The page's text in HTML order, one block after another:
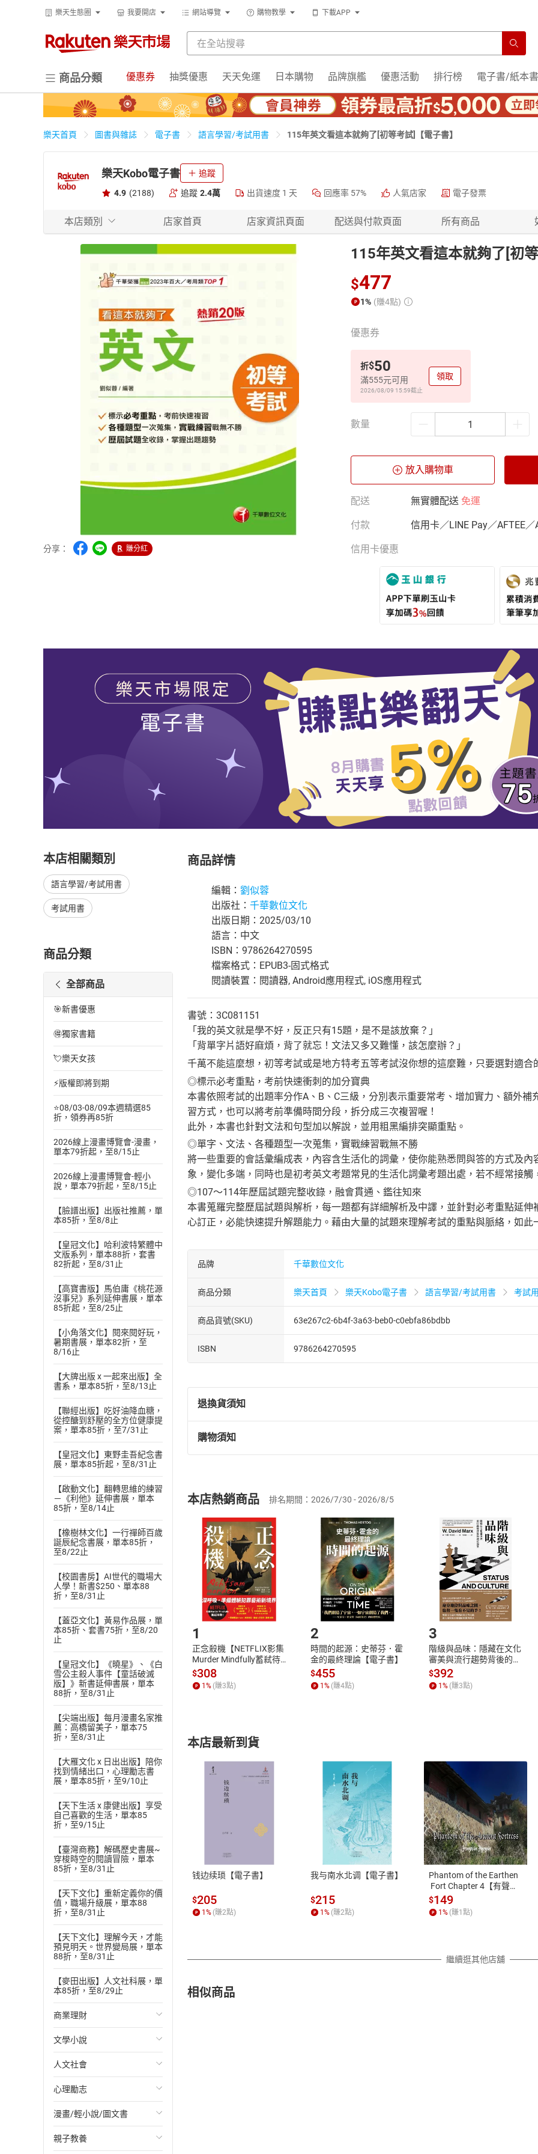
樂天生態圈 我要開店 網站導覽 購物教學 下載APP
商品分類 優惠券 抽獎優惠 天天免運 日本購物 品牌旗艦 優惠活動 排行榜 電子書/紙本書
樂天首頁 圖書與雜誌 電子書 語言學習/考試用書 115年英文看這本就夠了[初等考試]【電子書】
樂天Kobo電子書 追蹤
4.9 (2188) 追蹤 2.4萬 出貨速度 1 天 回應率 57% 人氣店家 電子發票
本店類別 店家首頁 店家資訊頁面 配送與付款頁面 所有商品
分享： 賺分紅
115年英文看這本就夠了[初
$477
1% (賺4點)
優惠券
折$50
滿555元可用
2026/08/09 15:59截止
領取
數量
放入購物車
配送 無實體配送 免運
付款 信用卡／LINE Pay／AFTEE／
信用卡優惠
本店相關類別
語言學習/考試用書
考試用書
商品分類
全部商品
🎯新書優惠
🉐獨家書籍
💘樂天女孩
⚡版權即將到期
⭐08/03-08/09本週精選85
折，領券再85折
2026線上漫畫博覽會-漫畫，
單本79折起，至8/15止
2026線上漫畫博覽會-輕小
說，單本79折起，至8/15止
【臉譜出版】出版社推薦，單
本85折，至8/8止
【皇冠文化】哈利波特繁體中
文版系列，單本88折，套書
82折起，至8/31止
【高寶書版】馬伯庸《桃花源
沒事兒》系列延伸書展，單本
85折起，至8/25止
【小角落文化】閱來閱好玩，
暑期書展，單本82折，至
8/16止
【大牌出版 x 一起來出版】全
書系，單本85折，至8/13止
【聯經出版】吃好油降血糖，
從控醣到舒壓的全方位健康提
案，單本85折，至7/31止
【皇冠文化】東野圭吾紀念書
展，單本85折起，至8/31止
【啟動文化】翻轉思維的練習
－《利他》延伸書展，單本
85折，至8/14止
【橡樹林文化】一行禪師百歲
誕辰紀念書展，單本85折，
至8/22止
【校園書房】AI世代的職場大
人學！新書$250、單本88
折，至8/31止
【蓋亞文化】黃易作品展，單
本85折、套書75折，至8/20
止
【皇冠文化】《曉星》、《白
雪公主殺人事件【童話破滅
版】》新書延伸書展，單本
88折，至8/31止
【尖端出版】每月漫畫名家推
薦：高橋留美子，單本75
折，至8/31止
【大雁文化 x 日出出版】陪你
找到情緒出口，心理勵志書
展，單本85折，至9/10止
【天下生活 x 康健出版】享受
自己喜歡的生活，單本85
折，至9/15止
【臺灣商務】解碼歷史書展~
穿梭時空的閱讀冒險，單本
85折，至8/31止
【天下文化】重新定義你的價
值，職場升級展，單本88
折，至8/31止
【天下文化】理解今天，才能
預見明天。世界變局展，單本
88折，至8/31止
【麥田出版】人文社科展，單
本85折，至8/29止
商業理財
投資理財
經濟/趨勢
財務/金融
管理/領導
職場工作術
文學小說
歐美文學
日本文學
韓國文學
華文文學
人文社會
國際關係
政治
社會科學
心理勵志
心靈成長/情緒
人際關係
漫畫/輕小說/圖文書
輕小說
親子教養
商品詳情
編輯： 劉似蓉
出版社： 千華數位文化
出版日期：2025/03/10
語言：中文
ISBN：9786264270595
檔案格式：EPUB3-固式格式
閱讀裝置：閱讀器, Android應用程式, iOS應用程式
書號：3C081151
「我的英文就是學不好，反正只有15題，是不是該放棄？」
「背單字片語好麻煩，背了就忘！文法又多又難懂，該怎麼辦？」
千萬不能這麼想，初等考試或是地方特考五等考試沒你想的這麼難，只要選對適
◎標示必考重點，考前快速衝刺的加分寶典
本書依照考試的出題率分作A、B、C三級，分別表示重要常考、增加實力、額外
習方式，也可以將考前準備時間分段，拆分成三次複習喔！
此外，本書也針對文法和句型加以解說，並用粗黑編排突顯重點。
◎單字、文法、各種題型一次蒐集，實戰練習戰無不勝
將一些重要的會話彙編成表，內容含生活化的詞彙，使你能熟悉問與答的方式及
象，變化多端，同時也是初考英文考題常見的生活化詞彙考題出處，若不經常接
◎107～114年歷屆試題完整收錄，融會貫通、鑑往知來
本書蒐羅完整歷屆試題與解析，每一題都有詳細解析及中譯，並針對必考重點延
心訂正，必能快速提升解題能力。藉由大量的試題來理解考試的重點與脈絡，如
品牌 千華數位文化
商品分類 樂天首頁 樂天Kobo電子書 語言學習/考試用書 考試
商品貨號(SKU) 63e267c2-6b4f-3a63-beb0-c0ebfa86bdbb
ISBN 9786264270595
退換貨須知
退換貨規定：
(一)依消費者保護法第19條第1項後段暨通訊交易解除權合理例外情事適用
(二)消費者訂購本店鋪之商品即代表知悉本店鋪所銷售之商品為電子書，
且已下載/存取電子書，不得請求退貨退款。
退貨方式：您欲取消訂單或辦理退貨時，請登入樂天市場，並於「我的訂單
貨」，本店鋪將依您的申請進行審核，待審核通過後將為您辦理退款事宜。
請注意，樂天市場須以整筆訂單為單位進行取消/退貨，恕無法以單支商品取
購物須知
挑選商品
Choose
放入購物車
Shopping cart
登入帳號
Login
購書後，如何開始使用？
Step1.選擇閱讀載具 Step2.登入
付款方式
ATM轉帳、信用卡、LINE PAY、AFTEE
退換貨規範
本店是否提供消費者保護法七日猶
之權利，遽消費者保護法及通訊交
除權合理例外情事適用準則，依商
質各有不同規定。詳細退換貨說明
照各商品說明。
本店熱銷商品 排名期間：2026/7/30 - 2026/8/5
1
正念殺機【NETFLIX影集
Murder Mindfully蓄弒待
發】【電子書】
$308
1 % (賺3點)
2
時間的起源：史蒂芬．霍
金的最終理論【電子書】
$455
1 % (賺4點)
3
階級與品味：隱藏在文化
審美與流行趨勢背後的地
位渴望【電子書】
$392
1 % (賺3點)
本店最新到貨
钱边续琐【電子書】
$205
1 % (賺2點)
我与南水北调【電子書】
$215
1 % (賺2點)
Phantom of the Earthen
Fort Chapter 4【有聲
書】
$149
1 % (賺1 點)
繼續逛其他店舖
相似商品